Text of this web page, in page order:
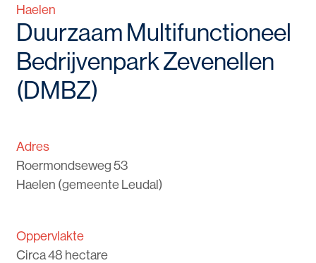
Haelen
Duurzaam Multifunctioneel
Bedrijvenpark Zevenellen
(DMBZ)
Adres
Roermondseweg 53
Haelen (gemeente Leudal)
Oppervlakte
Circa 48 hectare